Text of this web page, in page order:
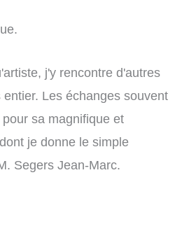
j'y rencontre d'autres
Les échanges souvent
sa magnifique et
je donne le simple
Segers Jean-Marc.